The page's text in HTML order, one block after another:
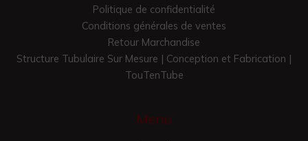
Politique de confidentialité
Conditions générales de ventes
Retour Marchandise
Structure Tubulaire Sur Mesure | Conception et Fabrication |
TouTenTube
Menu